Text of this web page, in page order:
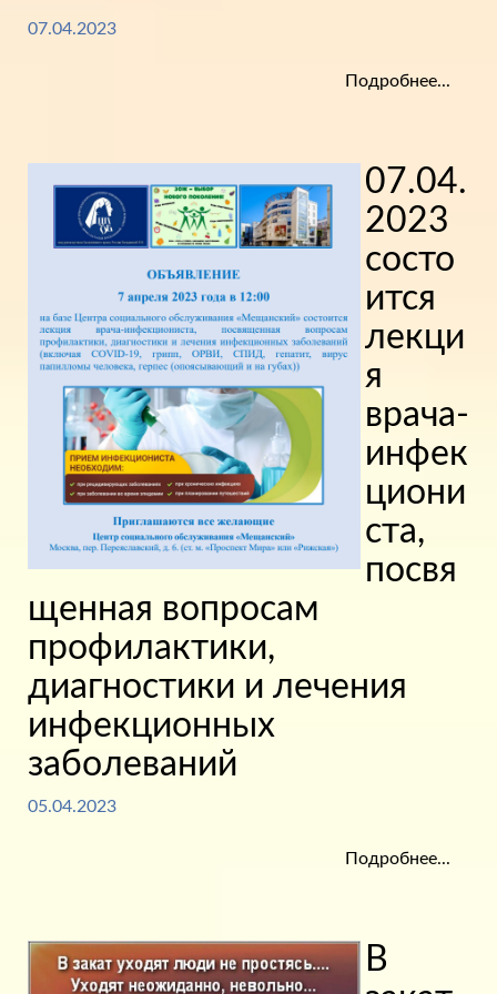
07.04.2023
Подробнее...
07.04.
2023
состо
ится
лекци
я
врача-
инфек
циони
ста,
посвя
щенная вопросам
профилактики,
диагностики и лечения
инфекционных
заболеваний
05.04.2023
Подробнее...
В